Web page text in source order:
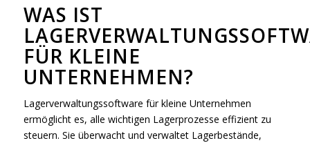
WAS IST
FÜR KLEINE
UNTERNEHMEN?
Lagerverwaltungssoftware für kleine Unternehmen
ermöglicht es, alle wichtigen Lagerprozesse effizient zu
steuern. Sie überwacht und verwaltet Lagerbestände,